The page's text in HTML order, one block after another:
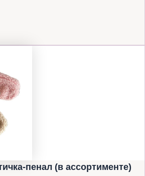
пенал (в ассортименте)